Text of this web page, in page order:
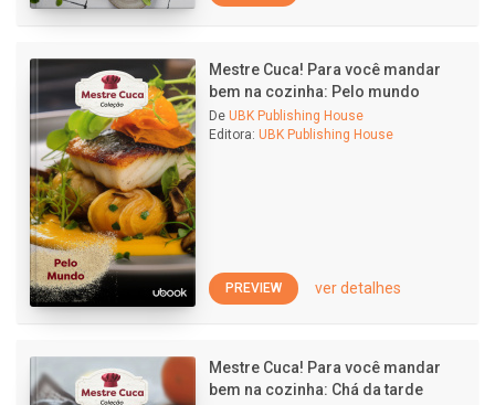
Mestre Cuca! Para você mandar
bem na cozinha: Pelo mundo
De UBK Publishing House
Editora: UBK Publishing House
PREVIEW ver detalhes
Mestre Cuca! Para você mandar
bem na cozinha: Chá da tarde